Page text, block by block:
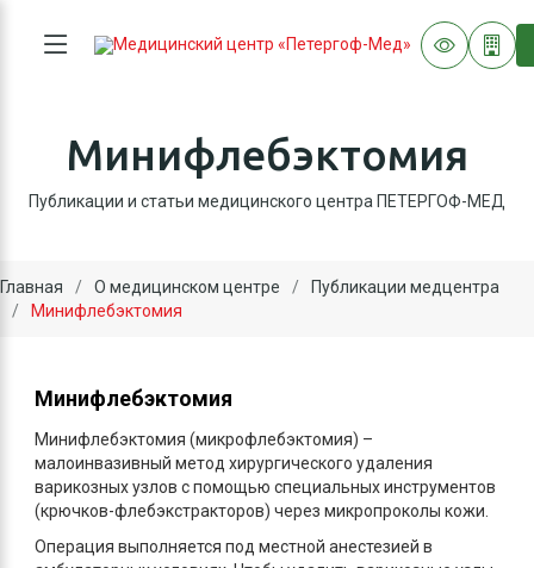
Минифлебэктомия
Публикации и статьи медицинского центра ПЕТЕРГОФ-МЕД
Главная О медицинском центре
Публикации медцентра
Минифлебэктомия
Минифлебэктомия
Минифлебэктомия (микрофлебэктомия) –
малоинвазивный метод хирургического удаления
варикозных узлов с помощью специальных инструментов
(крючков-флебэкстракторов) через микропроколы кожи.
Операция выполняется под местной анестезией в